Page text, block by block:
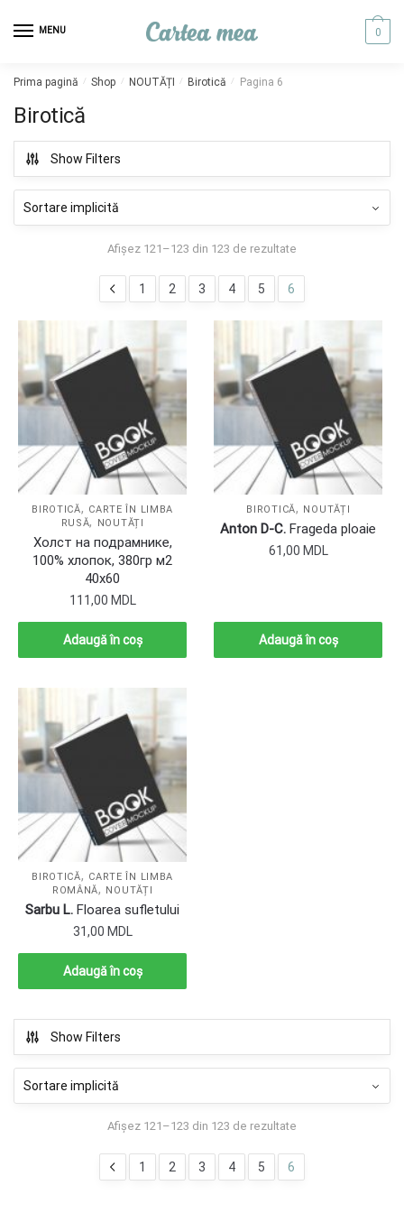
MENU 0
Prima pagină / Shop / NOUTĂȚI / Birotică / Pagina 6
Birotică
Show Filters
Afișez 121–123 din 123 de rezultate
1 2 3 4 5 6
BIROTICĂ, CARTE ÎN LIMBA
RUSĂ, NOUTĂȚI
Холст на подрамнике,
100% хлопок, 380гр м2
40х60
111,00 MDL
Adaugă în coș
BIROTICĂ, NOUTĂȚI
Anton D-C. Frageda ploaie
61,00 MDL
Adaugă în coș
BIROTICĂ, CARTE ÎN LIMBA
ROMÂNĂ, NOUTĂȚI
Sarbu L. Floarea sufletului
31,00 MDL
Adaugă în coș
Show Filters
Afișez 121–123 din 123 de rezultate
1 2 3 4 5 6